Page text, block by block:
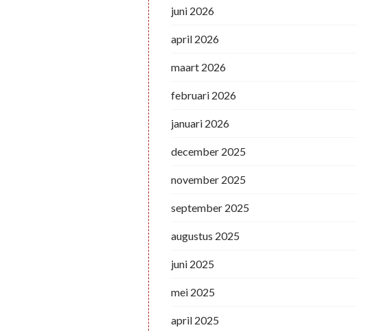
juni 2026
april 2026
maart 2026
februari 2026
januari 2026
december 2025
november 2025
september 2025
augustus 2025
juni 2025
mei 2025
april 2025